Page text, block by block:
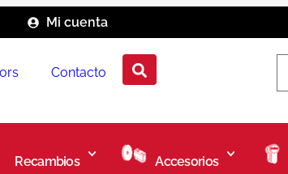
Mi cuenta
Contacto
Recambios Accesorios